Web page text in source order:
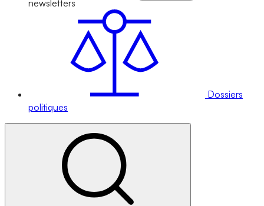
newsletters
Dossiers
politiques